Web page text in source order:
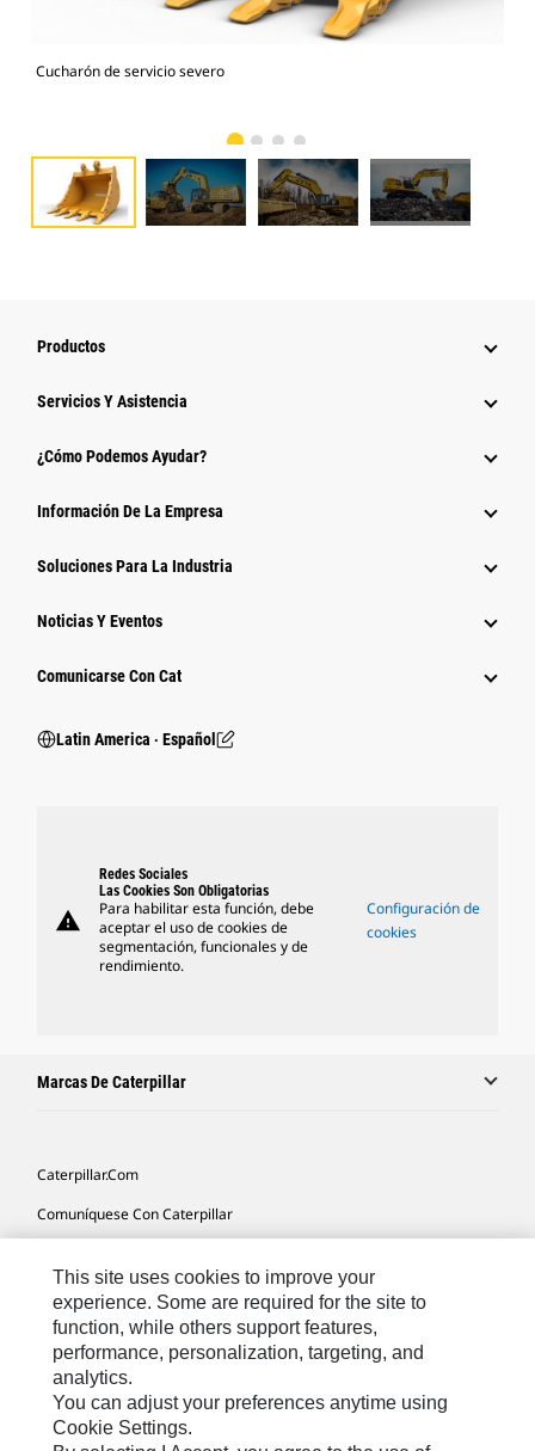
Cucharón de servicio severo
Productos
Servicios Y Asistencia
¿Cómo Podemos Ayudar?
Información De La Empresa
Soluciones Para La Industria
Noticias Y Eventos
Comunicarse Con Cat
Latin America ‧ Español
warning
Redes Sociales
Las Cookies Son Obligatorias
Para habilitar esta función, debe
aceptar el uso de cookies de
segmentación, funcionales y de
rendimiento.
Configuración de
cookies
Marcas De Caterpillar
Caterpillar.com
Comuníquese Con Caterpillar
Mapa Del Sitio
Cookie Settings
Avisos Legales
Privacidad
This site uses cookies to improve your
experience. Some are required for the site to
function, while others support features,
performance, personalization, targeting, and
analytics.
You can adjust your preferences anytime using
Cookie Settings.